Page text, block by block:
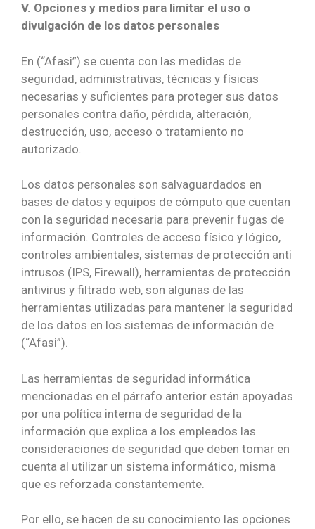
V. Opciones y medios para limitar el uso o
divulgación de los datos personales
En (“Afasi”) se cuenta con las medidas de
seguridad, administrativas, técnicas y físicas
necesarias y suficientes para proteger sus datos
personales contra daño, pérdida, alteración,
destrucción, uso, acceso o tratamiento no
autorizado.
Los datos personales son salvaguardados en
bases de datos y equipos de cómputo que cuentan
con la seguridad necesaria para prevenir fugas de
información. Controles de acceso físico y lógico,
controles ambientales, sistemas de protección anti
intrusos (IPS, Firewall), herramientas de protección
antivirus y filtrado web, son algunas de las
herramientas utilizadas para mantener la seguridad
de los datos en los sistemas de información de
(“Afasi”).
Las herramientas de seguridad informática
mencionadas en el párrafo anterior están apoyadas
por una política interna de seguridad de la
información que explica a los empleados las
consideraciones de seguridad que deben tomar en
cuenta al utilizar un sistema informático, misma
que es reforzada constantemente.
Por ello, se hacen de su conocimiento las opciones